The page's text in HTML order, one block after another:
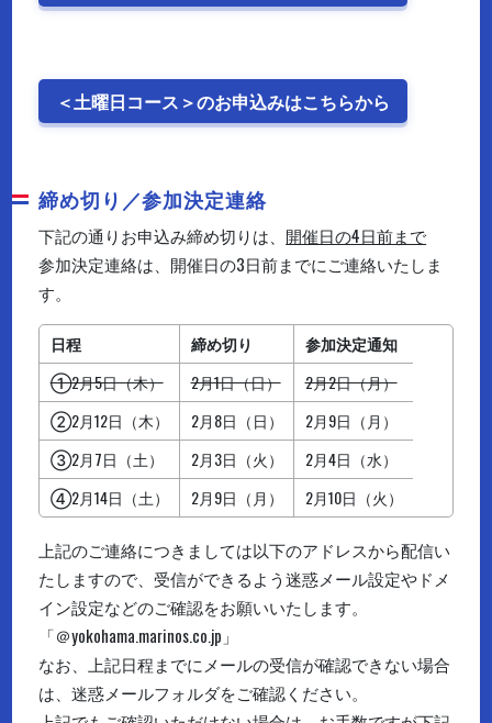
＜土曜日コース＞のお申込みはこちらから
締め切り／参加決定連絡
下記の通りお申込み締め切りは、 開催日の4日前まで
参加決定連絡は、開催日の3日前までにご連絡いたしま
す。
日程 締め切り
参加決定通知
①2月5日（木）
2月1日（日）
2月2日（月）
②2月12日（木）
2月8日（日）
2月9日（月）
③2月7日（土）
2月3日（火）
2月4日（水）
④2月14日（土）
2月9日（月） 2月10日（火）
上記のご連絡につきましては以下のアドレスから配信い
たしますので、受信ができるよう迷惑メール設定やドメ
イン設定などのご確認をお願いいたします。
「＠yokohama.marinos.co.jp」
なお、上記日程までにメールの受信が確認できない場合
は、迷惑メールフォルダをご確認ください。